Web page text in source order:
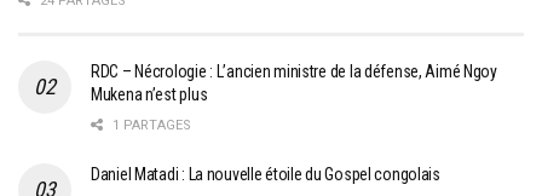
RDC – Nécrologie : L’ancien ministre de la défense, Aimé Ngoy
Mukena n’est plus
1 PARTAGES
Daniel Matadi : La nouvelle étoile du Gospel congolais